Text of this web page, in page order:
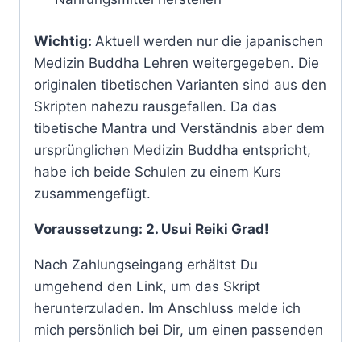
Wichtig: Aktuell werden nur die japanischen
Medizin Buddha Lehren weitergegeben. Die
originalen tibetischen Varianten sind aus den
Skripten nahezu rausgefallen. Da das
tibetische Mantra und Verständnis aber dem
ursprünglichen Medizin Buddha entspricht,
habe ich beide Schulen zu einem Kurs
zusammengefügt.
Voraussetzung: 2. Usui Reiki Grad!
Nach Zahlungseingang erhältst Du
umgehend den Link, um das Skript
herunterzuladen. Im Anschluss melde ich
mich persönlich bei Dir, um einen passenden